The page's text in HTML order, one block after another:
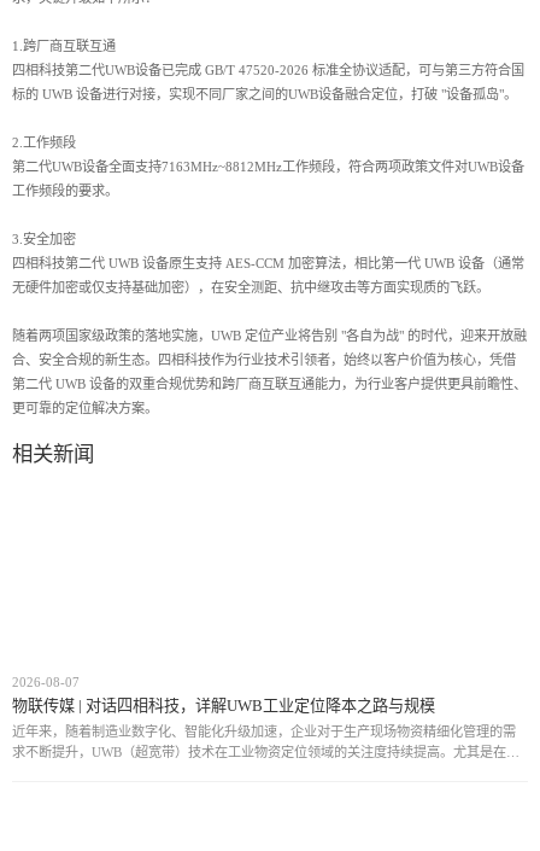
1.跨厂商互联互通
四相科技第二代UWB设备已完成 GB/T 47520-2026 标准全协议适配，可与第三方符合国
标的 UWB 设备进行对接，实现不同厂家之间的UWB设备融合定位，打破 "设备孤岛"。
2.工作频段
第二代UWB设备全面支持7163MHz~8812MHz工作频段，符合两项政策文件对UWB设备
工作频段的要求。
3.安全加密
四相科技第二代 UWB 设备原生支持 AES-CCM 加密算法，相比第一代 UWB 设备（通常
无硬件加密或仅支持基础加密），在安全测距、抗中继攻击等方面实现质的飞跃。
随着两项国家级政策的落地实施，UWB 定位产业将告别 "各自为战" 的时代，迎来开放融
合、安全合规的新生态。四相科技作为行业技术引领者，始终以客户价值为核心，凭借
第二代 UWB 设备的双重合规优势和跨厂商互联互通能力，为行业客户提供更具前瞻性、
更可靠的定位解决方案。
相关新闻
2026-08-07
物联传媒 | 对话四相科技，详解UWB工业定位降本之路与规模
近年来，随着制造业数字化、智能化升级加速，企业对于生产现场物资精细化管理的需
求不断提升，UWB（超宽带）技术在工业物资定位领域的关注度持续提高。尤其是在汽